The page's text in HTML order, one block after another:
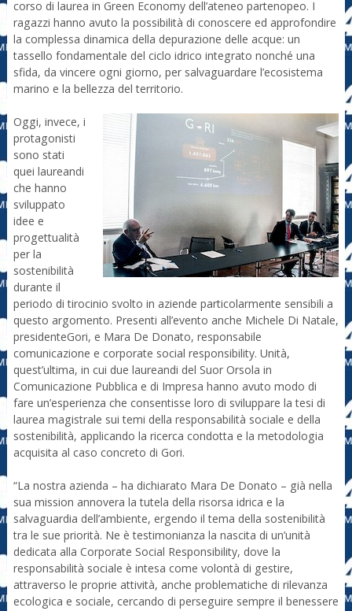
corso di laurea in Green Economy dell’ateneo partenopeo. I
ragazzi hanno avuto la possibilità di conoscere ed approfondire
la complessa dinamica della depurazione delle acque: un
tassello fondamentale del ciclo idrico integrato nonché una
sfida, da vincere ogni giorno, per salvaguardare l’ecosistema
marino e la bellezza del territorio.
Oggi, invece, i
protagonisti
sono stati
quei laureandi
che hanno
sviluppato
idee e
progettualità
per la
sostenibilità
durante il
periodo di tirocinio svolto in aziende particolarmente sensibili a
questo argomento. Presenti all’evento anche Michele Di Natale,
presidenteGori, e Mara De Donato, responsabile
comunicazione e corporate social responsibility. Unità,
quest’ultima, in cui due laureandi del Suor Orsola in
Comunicazione Pubblica e di Impresa hanno avuto modo di
fare un’esperienza che consentisse loro di sviluppare la tesi di
laurea magistrale sui temi della responsabilità sociale e della
sostenibilità, applicando la ricerca condotta e la metodologia
acquisita al caso concreto di Gori.
“La nostra azienda – ha dichiarato Mara De Donato – già nella
sua mission annovera la tutela della risorsa idrica e la
salvaguardia dell’ambiente, ergendo il tema della sostenibilità
tra le sue priorità. Ne è testimonianza la nascita di un’unità
dedicata alla Corporate Social Responsibility, dove la
responsabilità sociale è intesa come volontà di gestire,
attraverso le proprie attività, anche problematiche di rilevanza
ecologica e sociale, cercando di perseguire sempre il benessere